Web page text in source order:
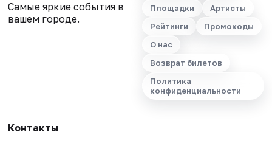
Самые яркие события в
вашем городе.
Площадки
Артисты
Рейтинги
Промокоды
О нас
Возврат билетов
Политика
конфиденциальности
Контакты